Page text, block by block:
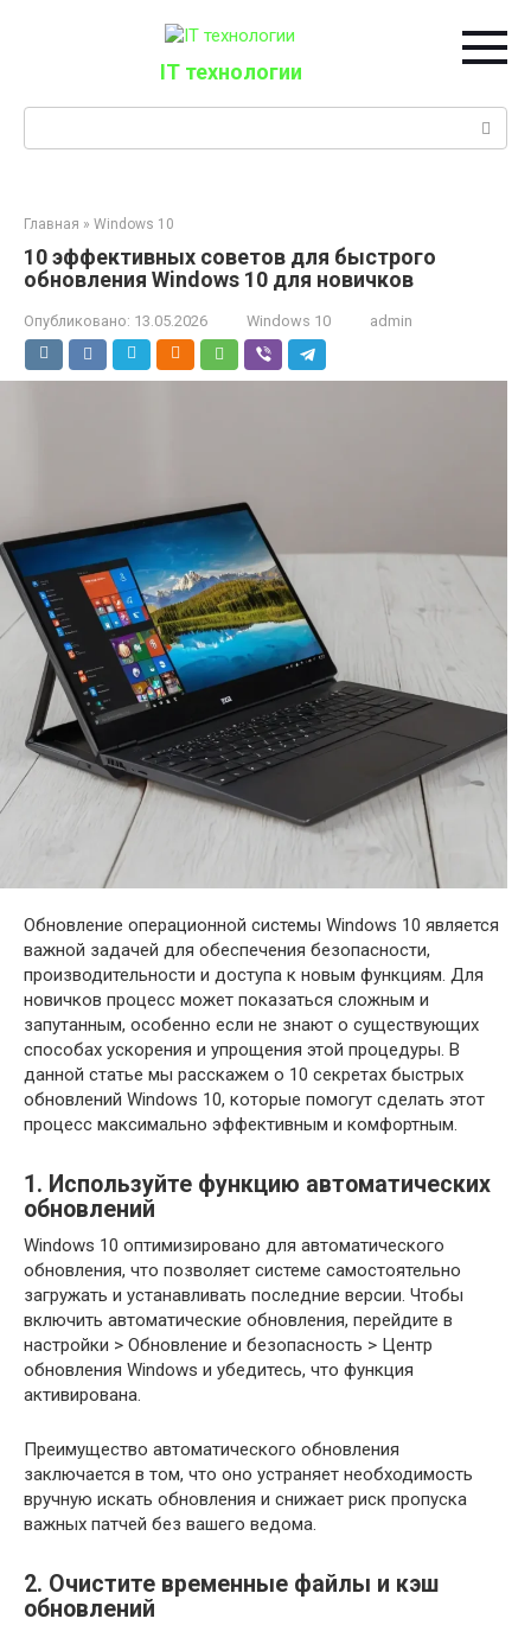
IT технологии
Главная » Windows 10
10 эффективных советов для быстрого
обновления Windows 10 для новичков
Опубликовано: 13.05.2026 Windows 10 admin
Обновление операционной системы Windows 10 является
важной задачей для обеспечения безопасности,
производительности и доступа к новым функциям. Для
новичков процесс может показаться сложным и
запутанным, особенно если не знают о существующих
способах ускорения и упрощения этой процедуры. В
данной статье мы расскажем о 10 секретах быстрых
обновлений Windows 10, которые помогут сделать этот
процесс максимально эффективным и комфортным.
1. Используйте функцию автоматических
обновлений
Windows 10 оптимизировано для автоматического
обновления, что позволяет системе самостоятельно
загружать и устанавливать последние версии. Чтобы
включить автоматические обновления, перейдите в
настройки > Обновление и безопасность > Центр
обновления Windows и убедитесь, что функция
активирована.
Преимущество автоматического обновления
заключается в том, что оно устраняет необходимость
вручную искать обновления и снижает риск пропуска
важных патчей без вашего ведома.
2. Очистите временные файлы и кэш
обновлений